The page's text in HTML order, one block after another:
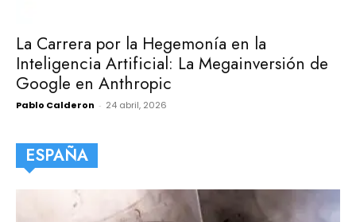
La Carrera por la Hegemonía en la
Inteligencia Artificial: La Megainversión de
Google en Anthropic
Pablo Calderon - 24 abril, 2026
ESPAÑA